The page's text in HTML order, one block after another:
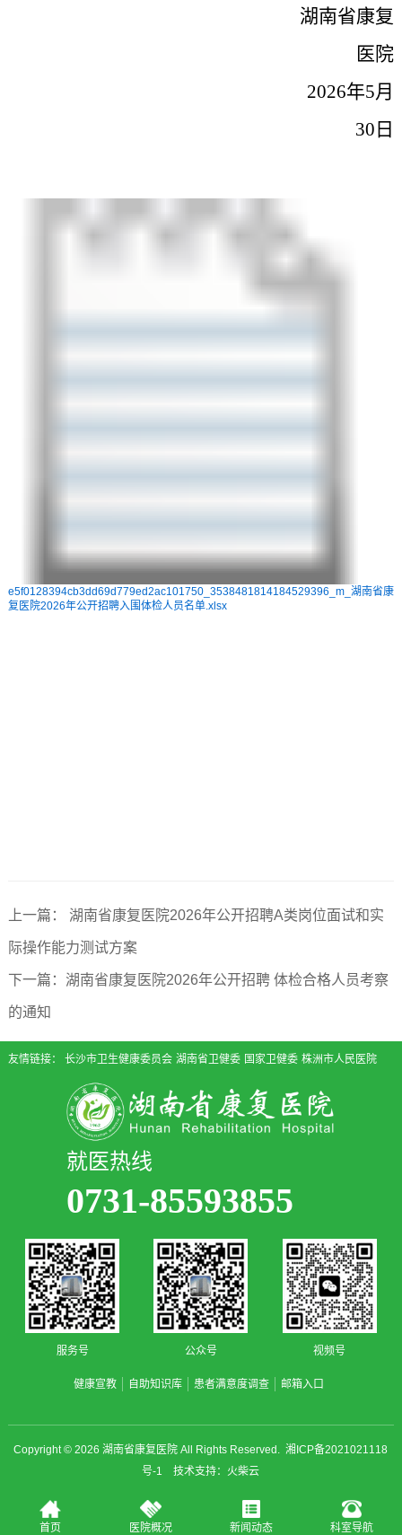
湖南省康复
医院
2026年5月
30 日
e5f0128394cb3dd69d779ed2ac101750_3538481814184529396_m_湖南省康
复医院2026年公开招聘入围体检人员名单.xlsx
上一篇： 湖南省康复医院2026年公开招聘A类岗位面试和实
际操作能力测试方案
下一篇：湖南省康复医院2026年公开招聘 体检合格人员考察
的通知
友情链接： 长沙市卫生健康委员会 湖南省卫健委 国家卫健委 株洲市人民医院
就医热线
0731-85593855
服务号 公众号 视频号
健康宣教 自助知识库 患者满意度调查 邮箱入口
Copyright © 2026湖南省康复医院 All Rights Reserved.湘ICP备2021021118
号-1
技术支持： 火柴云
首页 医院概况 新闻动态 科室导航